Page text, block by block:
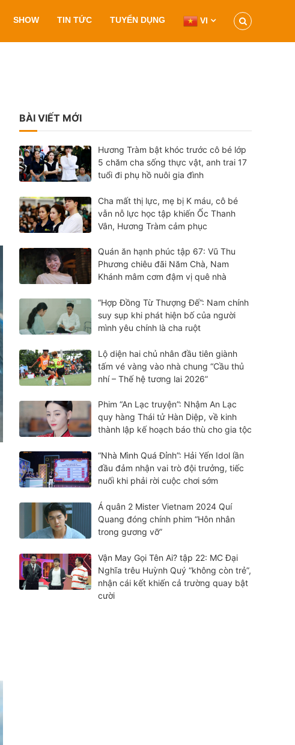
SHOW TIN TỨC TUYỂN DỤNG VI
BÀI VIẾT MỚI
Hương Tràm bật khóc trước cô bé lớp
5 chăm cha sống thực vật, anh trai 17
tuổi đi phụ hồ nuôi gia đình
Cha mất thị lực, mẹ bị K máu, cô bé
vẫn nỗ lực học tập khiến Ốc Thanh
Vân, Hương Tràm cảm phục
Quán ăn hạnh phúc tập 67: Vũ Thu
Phương chiêu đãi Năm Chà, Nam
Khánh mâm cơm đậm vị quê nhà
“Hợp Đồng Từ Thượng Đế”: Nam chính
suy sụp khi phát hiện bố của người
mình yêu chính là cha ruột
Lộ diện hai chủ nhân đầu tiên giành
tấm vé vàng vào nhà chung “Cầu thủ
nhí – Thế hệ tương lai 2026”
Phim “An Lạc truyện”: Nhậm An Lạc
quy hàng Thái tử Hàn Diệp, về kinh
thành lập kế hoạch báo thù cho gia tộc
“Nhà Mình Quá Đỉnh”: Hải Yến Idol lần
đầu đảm nhận vai trò đội trưởng, tiếc
nuối khi phải rời cuộc chơi sớm
Á quân 2 Mister Vietnam 2024 Quí
Quang đóng chính phim “Hôn nhân
trong gương vỡ”
Vận May Gọi Tên Ai? tập 22: MC Đại
Nghĩa trêu Huỳnh Quý “không còn trẻ”,
nhận cái kết khiến cả trường quay bật
cười